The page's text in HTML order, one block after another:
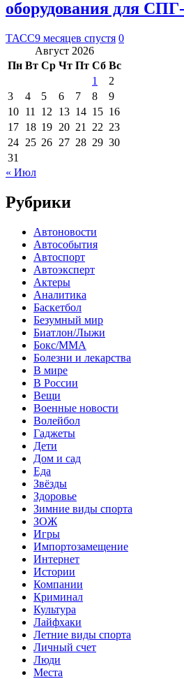
оборудования для
ТАСС9 месяцев спустя 0
Август 2026
Пн Вт Ср Чт Пт Сб Вс
1
2
3
4 5 6 7 8
9
10 11 12 13 14 15 16
17 18 19 20 21 22 23
24 25 26 27 28 29 30
31
« Июл
Рубрики
Автоновости
Автособытия
Автоспорт
Автоэксперт
Актеры
Аналитика
Баскетбол
Безумный мир
Биатлон/Лыжи
Бокс/MMA
Болезни и лекарства
В мире
В России
Вещи
Военные новости
Волейбол
Гаджеты
Дети
Дом и сад
Еда
Звёзды
Здоровье
Зимние виды спорта
ЗОЖ
Игры
Импортозамещение
Интернет
Истории
Компании
Криминал
Культура
Лайфхаки
Летние виды спорта
Личный счет
Люди
Места